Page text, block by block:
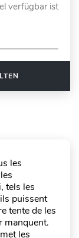
verfügbar ist
les
tels les
puissent
tente de les
manquent.
les